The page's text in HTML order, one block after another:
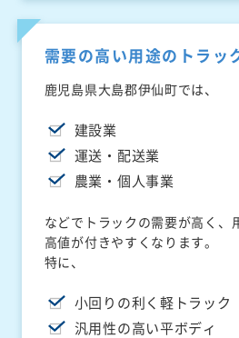
需要の高い用途のトラッ
鹿児島県大島郡伊仙町では、
建設業
運送・配送業
農業・個人事業
などでトラックの需要が高く、
高値が付きやすくなります。
特に、
小回りの利く軽トラック
汎用性の高い平ボディ